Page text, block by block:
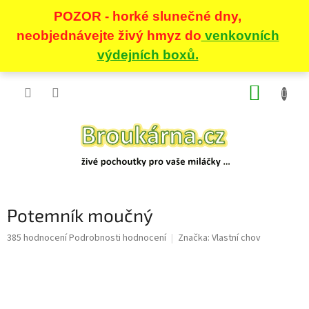
Přejít
Potemník moučný
Průměrné
385 hodnoceníPodrobnosti hodnocení Značka: Vlastní chov